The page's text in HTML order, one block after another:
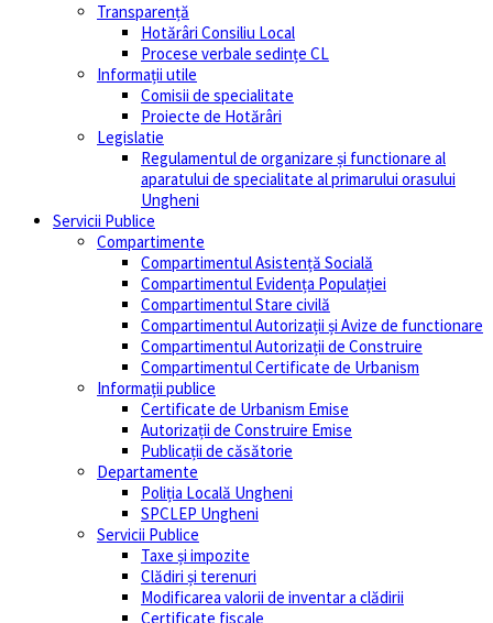
Transparență
Hotărâri Consiliu Local
Procese verbale sedințe CL
Informații utile
Comisii de specialitate
Proiecte de Hotărâri
Legislatie
Regulamentul de organizare și functionare al
aparatului de specialitate al primarului orasului
Ungheni
Servicii Publice
Compartimente
Compartimentul Asistență Socială
Compartimentul Evidența Populației
Compartimentul Stare civilă
Compartimentul Autorizații și Avize de functionare
Compartimentul Autorizații de Construire
Compartimentul Certificate de Urbanism
Informații publice
Certificate de Urbanism Emise
Autorizații de Construire Emise
Publicații de căsătorie
Departamente
Poliția Locală Ungheni
SPCLEP Ungheni
Servicii Publice
Taxe și impozite
Clădiri și terenuri
Modificarea valorii de inventar a clădirii
Certificate fiscale